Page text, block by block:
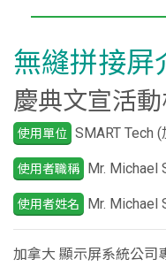
無縫拼接屏
慶典文宣活
使用單位 SMART Tech
使用者職稱 Mr. Michael
使用者姓名 Mr. Michael
加拿大 顯示屏系統公司